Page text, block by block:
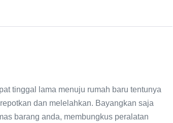
tinggal lama menuju rumah baru tentunya
dan melelahkan. Bayangkan saja
barang anda, membungkus peralatan